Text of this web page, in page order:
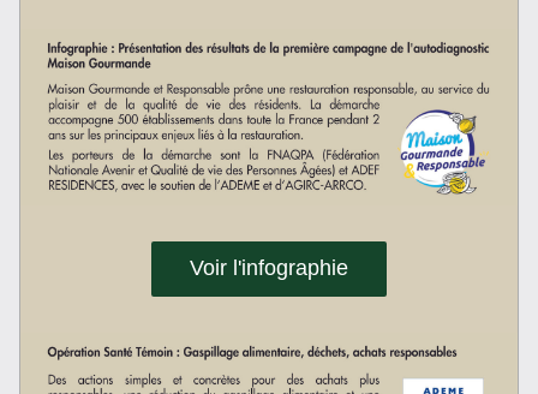
Voir l'infographie